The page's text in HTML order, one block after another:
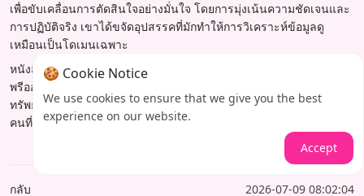
เพื่อขับเคลื่อนการตัดสินใจอย่างมั่นใจ โดยการมุ่งเน้นความชัดเจนและ
การปฏิบัติจริง เขาได้ขจัดอุปสรรคที่มักทำให้การวิเคราะห์ข้อมูลดู
เหมือนเป็นโดเมนเฉพาะ
หนังสือเวอร์ชันออนไลน์จะวางจำหน่ายในเดือนพฤษภาคม และกำลังรับ
พรีออเดอร์สำหรับปกแข็ง ขณะที่ข้อมูลยังคงหล่อหลอมโลกของเรา
ทรัพยากรเช่น The Data Analytics Advantage จึงจำเป็นสำหรับทุก
คนที่ต้องการรับข้อมูลและแข่งขันได้
กลับ 2026-07-09 08:02:04
🍪 Cookie Notice
We use cookies to ensure that we give you the best
experience on our website.
Accept